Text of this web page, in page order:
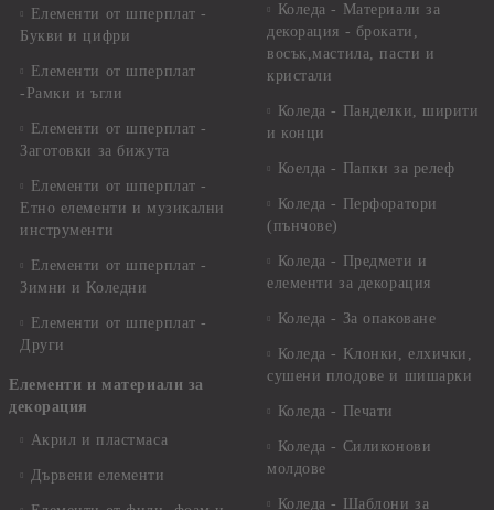
Елементи от шперплат -
Букви и цифри
Елементи от шперплат
-Рамки и ъгли
Елементи от шперплат -
Заготовки за бижута
Елементи от шперплат -
Етно елементи и музикални
инструменти
Елементи от шперплат -
Зимни и Коледни
Елементи от шперплат -
Други
Елементи и материали за
декорация
Акрил и пластмаса
Дървени елементи
Коледа - Материали за
декорация - брокати,
восък,мастила, пасти и
кристали
Коледа - Панделки, ширити
и конци
Коелда - Папки за релеф
Коледа - Перфоратори
(пънчове)
Коледа - Предмети и
елементи за декорация
Коледа - За опаковане
Коледа - Kлонки, елхички,
сушени плодове и шишарки
Коледа - Печати
Коледа - Силиконови
молдове
Коледа - Шаблони за